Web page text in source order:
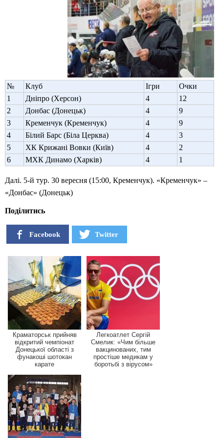
№ Клуб Ігри
Очки
1
Дніпро (Херсон) 4
12
2
Донбас (Донецьк) 4
9
3
Кременчук (Кременчук) 4
9
4
Білий Барс (Біла Церква) 4
3
5
ХК Крижані Вовки (Київ) 4
2
6
МХК Динамо (Харків) 4 1
Далі. 5-й тур. 30 вересня (15:00, Кременчук). «Кременчук» –
«Донбас» (Донецьк)
Поділитись
Facebook Twitter
Краматорськ прийняв
відкритий чемпіонат
Донецької області з
фунакоші шотокан
карате
Легкоатлет Сергій
Смелик: «Чим більше
вакцинованих, тим
простіше медикам у
боротьбі з вірусом»